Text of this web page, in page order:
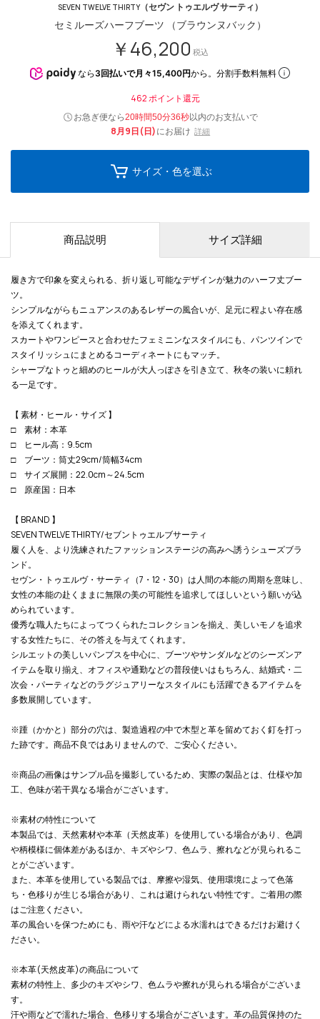
SEVEN TWELVE THIRTY（セヴン トゥエルヴ サーティ）
セミルーズハーフブーツ （ブラウンヌバック）
￥46,200 税込
なら 3回払いで月々15,400円から。分割手数料無料
462ポイント還元
お急ぎ便なら20時間50分34秒以内のお支払いで
8月9日(日)にお届け 詳細
サイズ・色を選ぶ
商品説明 サイズ詳細
履き方で印象を変えられる、折り返し可能なデザインが魅力のハーフ丈ブー
ツ。
シンプルながらもニュアンスのあるレザーの風合いが、足元に程よい存在感
を添えてくれます。
スカートやワンピースと合わせたフェミニンなスタイルにも、パンツインで
スタイリッシュにまとめるコーディネートにもマッチ。
シャープなトゥと細めのヒールが大人っぽさを引き立て、秋冬の装いに頼れ
る一足です。
【 素材・ヒール・サイズ 】
□ 素材：本革
□ ヒール高：9.5cm
□ ブーツ：筒丈29cm/筒幅34cm
□ サイズ展開：22.0cm～24.5cm
□ 原産国：日本
【 BRAND 】
SEVEN TWELVE THIRTY/セブントゥエルブサーティ
履く人を、より洗練されたファッションステージの高みへ誘うシューズブラ
ンド。
セヴン・トゥエルヴ・サーティ（7・12・30）は人間の本能の周期を意味し、
女性の本能の赴くままに無限の美の可能性を追求してほしいという願いが込
められています。
優秀な職人たちによってつくられたコレクションを揃え、美しいモノを追求
する女性たちに、その答えを与えてくれます。
シルエットの美しいパンプスを中心に、ブーツやサンダルなどのシーズンア
イテムを取り揃え、オフィスや通勤などの普段使いはもちろん、結婚式・二
次会・パーティなどのラグジュアリーなスタイルにも活躍できるアイテムを
多数展開しています。
※踵（かかと）部分の穴は、製造過程の中で木型と革を留めておく釘を打っ
た跡です。商品不良ではありませんので、ご安心ください。
※商品の画像はサンプル品を撮影しているため、実際の製品とは、仕様や加
工、色味が若干異なる場合がございます。
※素材の特性について
本製品では、天然素材や本革（天然皮革）を使用している場合があり、色調
や柄模様に個体差があるほか、キズやシワ、色ムラ、擦れなどが見られるこ
とがございます。
また、本革を使用している製品では、摩擦や湿気、使用環境によって色落
ち・色移りが生じる場合があり、これは避けられない特性です。ご着用の際
はご注意ください。
革の風合いを保つためにも、雨や汗などによる水濡れはできるだけお避けく
ださい。
※本革(天然皮革)の商品について
素材の特性上、多少のキズやシワ、色ムラや擦れが見られる場合がございま
す。
汗や雨などで濡れた場合、色移りする場合がございます。革の品質保持のた